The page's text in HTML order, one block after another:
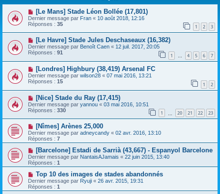
[Le Mans] Stade Léon Bollée (17,801)
Dernier message par Fran « 10 août 2018, 12:16
Réponses : 35 1 2 3
[Le Havre] Stade Jules Deschaseaux (16,382)
Dernier message par Benoît Caen « 12 juil. 2017, 20:05
Réponses : 91 1 … 4 5 6 7
[Londres] Highbury (38,419) Arsenal FC
Dernier message par wilson28 « 07 mai 2016, 13:21
Réponses : 15 1 2
[Nice] Stade du Ray (17,415)
Dernier message par yannou « 03 mai 2016, 10:51
Réponses : 330 1 20 21 22 23
[Nîmes] Arènes 25,000
Dernier message par adneycandy « 02 avr. 2016, 13:10
Réponses : 7
[Barcelone] Estadi de Sarrià (43,667) - Espanyol Barcelone
Dernier message par NantaisAJamais « 22 juin 2015, 13:40
Réponses : 1
Top 10 des images de stades abandonnés
Dernier message par Ryuji « 26 avr. 2015, 19:31
Réponses : 1